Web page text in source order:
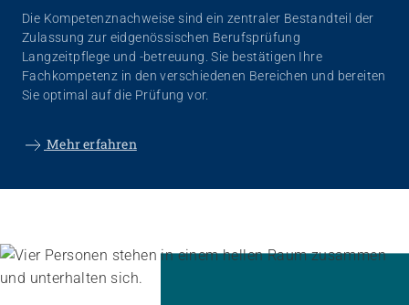
Die Kompetenznachweise sind ein zentraler Bestandteil der
Zulassung zur eidgenössischen Berufsprüfung
Langzeitpflege und -betreuung. Sie bestätigen Ihre
Fachkompetenz in den verschiedenen Bereichen und bereiten
Sie optimal auf die Prüfung vor.
Mehr erfahren